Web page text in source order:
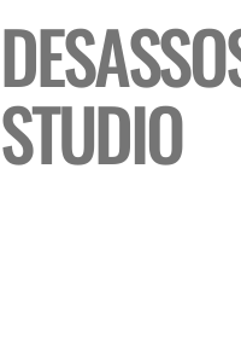
STUDIO